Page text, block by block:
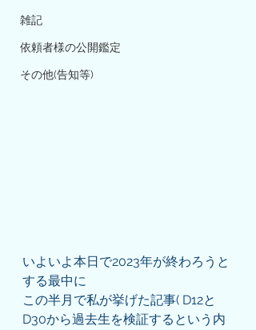
雑記
依頼者様の公開鑑定
その他(告知等)
いよいよ本日で2023年が終わろうと
する最中に
この半月で私が挙げた記事( D12と
D30から過去生を検証するという内